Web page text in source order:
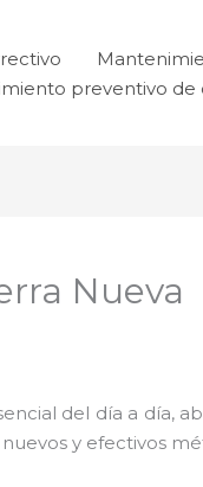
preventivo de
Nueva
del día a día,
y efectivos